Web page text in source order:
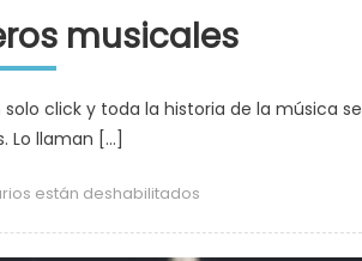
musicales
click y toda la historia de la música se
Lo llaman […]
están deshabilitadosen